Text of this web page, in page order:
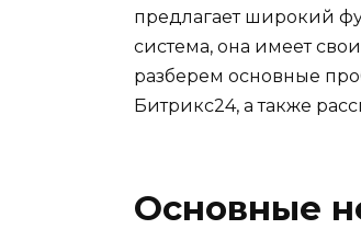
предлагает широкий
система, она имеет
разберем основные
Битрикс24, а также
Основные